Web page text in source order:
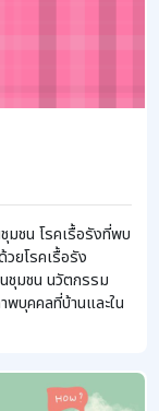
มชน โรคเรื้อรังที่พบ
ยโรคเรื้อรัง
ชุมชน นวัตกรรม
บุคคลที่บ้านและใน